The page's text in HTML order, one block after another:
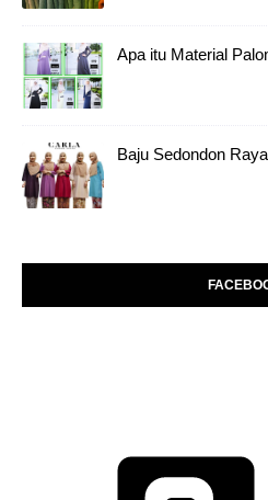
Apa itu Material
Baju Sedondon